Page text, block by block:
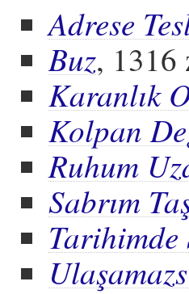
Adrese
Buz, 1316
Karanlık
Kolpan
Ruhum
Sabrım
Tarihimde